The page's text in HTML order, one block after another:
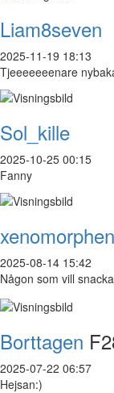
Liam8seven
2025-11-19 18:13
Tjeeeeeeenare
Sol_kille
2025-10-25 00:15
Fanny
xenomorphen
2025-08-14 15:42
Någon som vill
Borttagen
2025-07-22 06:57
Hejsan:)